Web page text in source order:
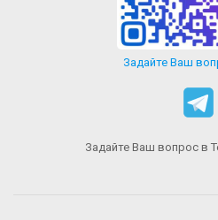
Задайте Ваш
Задайте Ваш вопрос в